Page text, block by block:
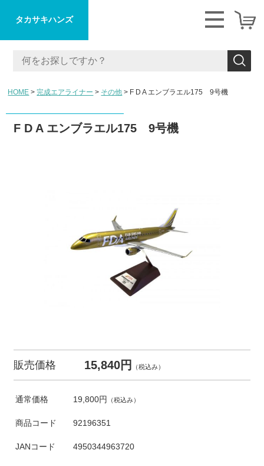
タカサキハンズ
HOME 完成エアライナー その他 F D A エンブラエル175 9号機
F D A エンブラエル175 9号機
販売価格 15,840円 （税込み）
通常価格 19,800円 （税込み）
商品コード 92196351
JANコード 4950344963720